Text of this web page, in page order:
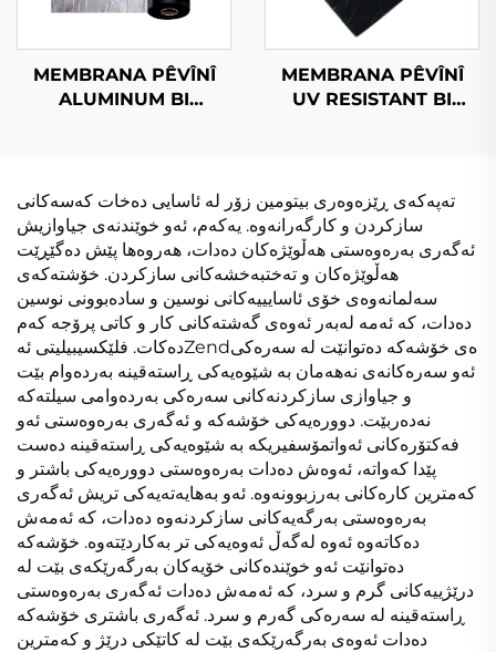
MEMBRANA PÊVÎNÎ
ALUMINUM BI
MEMBRANA PÊVÎNÎ
UV RESISTANT BI
تەپەکەی ڕێزەوەری بیتومین زۆر لە ئاسایی دەخات کەسەکانی
سازکردن و کارگەرانەوە. یەکەم، ئەو خوێندنەی جیاوازیش
ئەگەری بەرەوەستی هەڵوێژەکان دەدات، هەروەها پێش دەگێڕێت
هەڵوێژەکان و تەختبەخشەکانی سازکردن. خۆشتەکەی
سەلمانەوەی خۆی ئاسایییەکانی نوسین و سادەبوونی نوسین
دەدات، کە ئەمە لەبەر ئەوەی گەشتەکانی کار و کاتی پرۆجە کەم
دەکات. فلێکسیبیلیتی ئەZendەی خۆشەکە دەتوانێت لە سەرەکی
ئەو سەرەکانەی نەهەمان بە شێوەیەکی ڕاستەقینە بەردەوام بێت
و جیاوازی سازکردنەکانی سەرەکی بەردەوامی سیلتەکە
نەدەربێت. دوورەیەکی خۆشەکە و ئەگەری بەرەوەستی ئەو
فەکتۆرەکانی ئەواتمۆسفیریکە بە شێوەیەکی ڕاستەقینە دەست
پێدا کەواتە، ئەوەش دەدات بەرەوەستی دوورەیەکی باشتر و
کەمترین کارەکانی بەرزبوونەوە. ئەو بەهایەتەیەکی تریش ئەگەری
بەرەوەستی بەرگەیەکانی سازکردنەوە دەدات، کە ئەمەش
دەکاتەوە ئەوە لەگەڵ ئەوەیەکی تر بەکاردێتەوە. خۆشەکە
دەتوانێت ئەو خوێندەکانی خۆیەکان بەرگەرێکەی بێت لە
درێژییەکانی گرم و سرد، کە ئەمەش دەدات ئەگەری بەرەوەستی
ڕاستەقینە لە سەرەکی گەرم و سرد. ئەگەری باشتری خۆشەکە
دەدات ئەوەی بەرگەرێکەی بێت لە کاتێکی درێژ و کەمترین